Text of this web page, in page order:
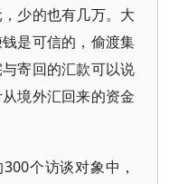
少的也有几万。大
是可信的，偷渡集
寄回的汇款可以说
境外汇回来的资金
个访谈对象中，